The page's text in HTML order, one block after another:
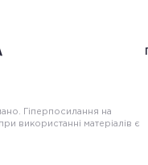
Гіперпосилання на
використанні матеріалів є